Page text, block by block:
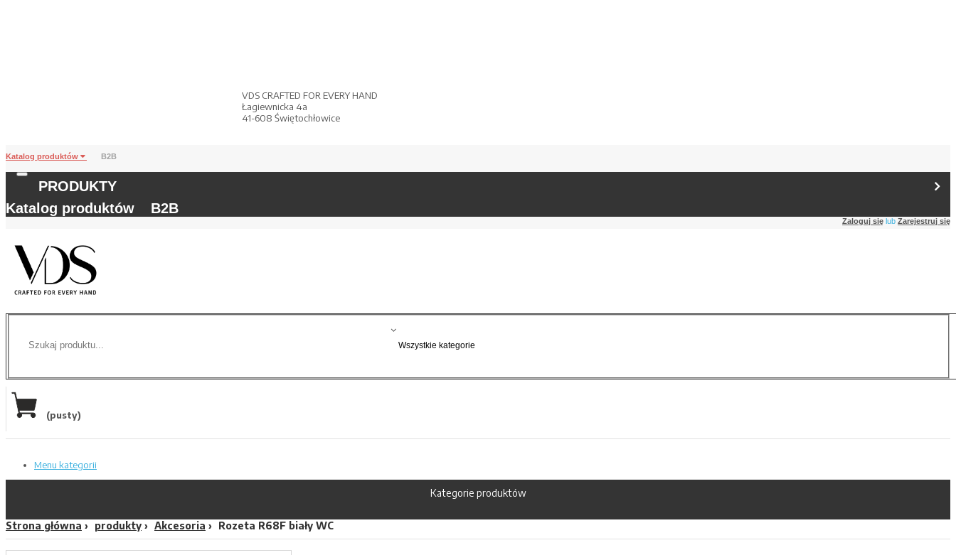
VDS CRAFTED FOR EVERY HAND
Łagiewnicka 4a
41-608 Świętochłowice
Katalog produktów B2B
PRODUKTY
Katalog produktów
B2B
Zaloguj się lub Zarejestruj się
(pusty)
Menu kategorii
Kategorie produktów
Strona główna produkty Akcesoria Rozeta R68F biały WC